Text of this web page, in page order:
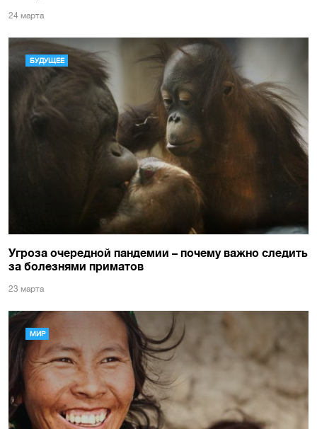
24 марта
БУДУЩЕЕ
Угроза очередной пандемии – почему важно следить
за болезнями приматов
23 марта
МИР